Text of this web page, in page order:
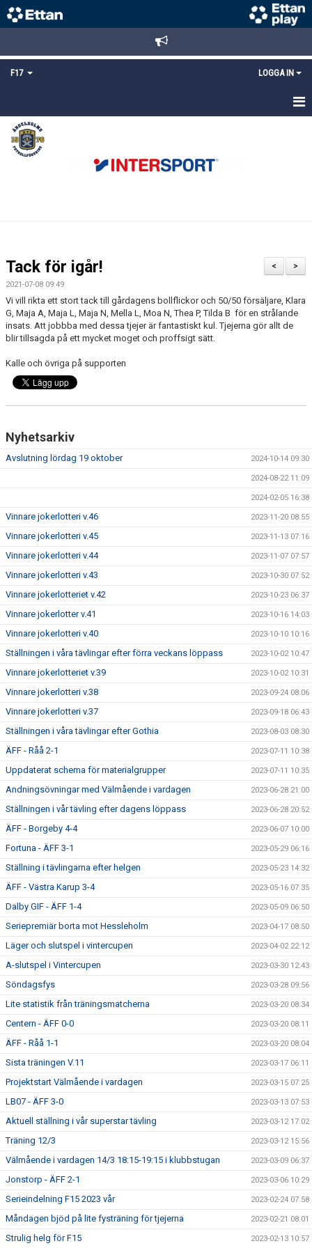
F17 LOGGA IN
HEM
NYHETER
DOKUMENT
MATCHER
KONTAKT
MEDLEMSANMÄLAN
>
<
Tack för igår!
2021-07-08 09:49
Vi vill rikta ett stort tack till gårdagens bollflickor och 50/50 försäljare, Klara
G, Maja A, Maja L, Maja N, Mella L, Moa N, Thea P, Tilda B för en strålande
insats. Att jobbba med dessa tjejer är fantastiskt kul. Tjejerna gör allt de
blir tillsagda på ett mycket moget och proffsigt sätt.
Kalle och övriga på supporten
Nyhetsarkiv
Avslutning lördag 19 oktober 2024-10-14 09:30
2024-08-22 11:09
2024-02-05 16:38
Vinnare jokerlotteri v.46 2023-11-20 08:55
Vinnare jokerlotteri v.45 2023-11-13 07:16
Vinnare jokerlotteri v.44 2023-11-07 07:57
Vinnare jokerlotteri v.43 2023-10-30 07:52
Vinnare jokerlotteriet v.42 2023-10-23 06:37
Vinnare jokerlotter v.41 2023-10-16 14:03
Vinnare jokerlotteri v.40 2023-10-10 10:16
Ställningen i våra tävlingar efter förra veckans löppass 2023-10-02 10:47
Vinnare jokerlotteriet v.39 2023-10-02 10:31
Vinnare jokerlotteri v.38 2023-09-24 08:06
Vinnare jokerlotteri v.37 2023-09-18 06:43
Ställningen i våra tävlingar efter Gothia 2023-08-03 08:30
ÄFF - Råå 2-1 2023-07-11 10:38
Uppdaterat schema för materialgrupper 2023-07-11 10:35
Andningsövningar med Välmående i vardagen 2023-06-28 21:00
Ställningen i vår tävling efter dagens löppass 2023-06-28 20:52
ÄFF - Borgeby 4-4 2023-06-07 10:00
Fortuna - ÄFF 3-1 2023-05-29 06:16
Ställning i tävlingarna efter helgen 2023-05-23 14:32
ÄFF - Västra Karup 3-4 2023-05-16 07:35
Dalby GIF - ÄFF 1-4 2023-05-09 06:50
Seriepremiär borta mot Hessleholm 2023-04-17 08:50
Läger och slutspel i vintercupen 2023-04-02 22:12
A-slutspel i Vintercupen 2023-03-30 12:43
Söndagsfys 2023-03-28 09:56
Lite statistik från träningsmatcherna 2023-03-20 08:34
Centern - ÄFF 0-0 2023-03-20 08:11
ÄFF - Råå 1-1 2023-03-20 08:04
Sista träningen V.11 2023-03-17 06:11
Projektstart Välmående i vardagen 2023-03-15 07:25
LB07 - ÄFF 3-0 2023-03-13 07:53
Aktuell ställning i vår superstar tävling 2023-03-12 17:02
Träning 12/3 2023-03-12 15:56
Välmående i vardagen 14/3 18:15-19:15 i klubbstugan 2023-03-09 06:37
Jonstorp - ÄFF 2-1 2023-03-06 10:29
Serieindelning F15 2023 vår 2023-02-24 07:58
Måndagen bjöd på lite fysträning för tjejerna 2023-02-21 08:01
Strulig helg för F15 2023-02-13 10:57